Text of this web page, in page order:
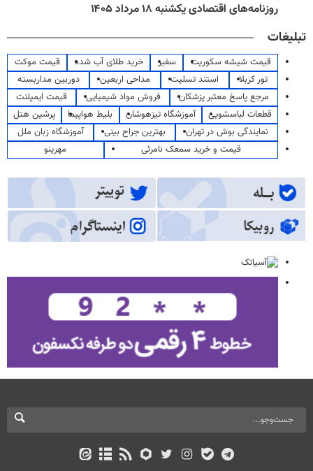
روزنامه‌های اقتصادی یکشنبه ۱۸ مرداد ۱۴۰۵
تبلیغات
قیمت شیشه سکوریت سفیر خرید طلای آب شده
قیمت موکت
تور کربلا
استند تسلیت مداحی اربعین
دوربین مداربسته
مرجع پاسخ معتبر پزشکان
فروش مواد شیمیایی
قیمت ایمپلنت
قطعات لباسشویی
آموزشگاه تیزهوشان بلیط هواپیما
پرشین هتل
نمایندگی بوش در تهران
بهترین جراح بینی
آموزشگاه زبان ملل
قیمت و خرید سمعک نامرئی
مهرینو